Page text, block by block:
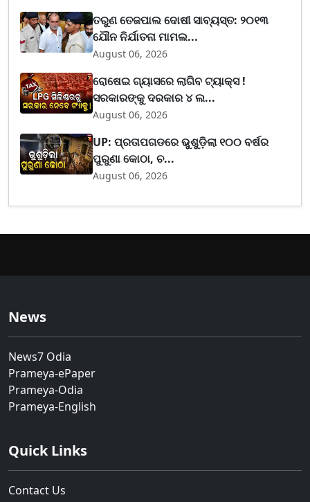
ତରୁଣ ତେଜପାଲ ଦୋଷୀ ସାବ୍ୟସ୍ତ: ୨୦୧୩
ଯୌନ ନିର୍ଯାତନା ମାମଲ...
August 06, 2026
ରୋଷେଇ ଗ୍ୟାସରେ ଲାଗିବ ଟ୍ୟାକ୍ସ !
ସରକାରଙ୍କୁ ଦରକାର ୪ ଲ...
August 06, 2026
UP: ପ୍ରତାପଗଡରେ ଭୁଶୁଡ଼ିଲା ୧୦୦ ବର୍ଷର
ପୁରୁଣା କୋଠା, ଚ...
August 06, 2026
News
News7 Odia
Prameya-ePaper
Prameya-Odia
Prameya-English
Quick Links
Contact Us